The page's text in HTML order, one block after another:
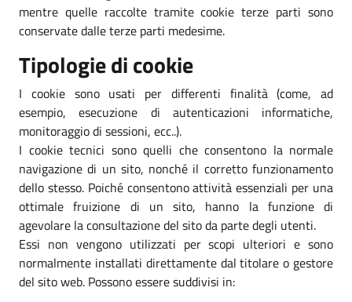
mentre quelle raccolte tramite cookie terze parti sono
conservate dalle terze parti medesime.
Tipologie di cookie
I cookie sono usati per differenti finalità (come, ad
esempio, esecuzione di autenticazioni informatiche,
monitoraggio di sessioni, ecc..).
I cookie tecnici sono quelli che consentono la normale
navigazione di un sito, nonché il corretto funzionamento
dello stesso. Poiché consentono attività essenziali per una
ottimale fruizione di un sito, hanno la funzione di
agevolare la consultazione del sito da parte degli utenti.
Essi non vengono utilizzati per scopi ulteriori e sono
normalmente installati direttamente dal titolare o gestore
del sito web. Possono essere suddivisi in: